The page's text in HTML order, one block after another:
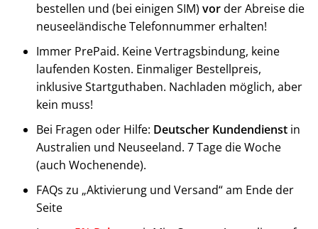
bestellen und (bei einigen SIM) vorder Abreise die
neuseeländische Telefonnummer erhalten!
Immer PrePaid. Keine Vertragsbindung, keine
laufenden Kosten. Einmaliger Bestellpreis,
inklusive Startguthaben. Nachladen möglich, aber
kein muss!
Bei Fragen oder Hilfe: Deutscher Kundendienst in
Australien und Neuseeland. 7 Tage die Woche
(auch Wochenende).
FAQs zu „Aktivierung und Versand“ am Ende der
Seite